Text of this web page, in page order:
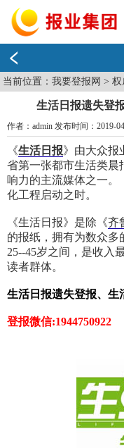
当前位置：我要登报网 >权
生活日报遗失登
作者：admin 发布时间：2019-
《生活日报》由大众报
省第一张都市生活类晨
响力的主流媒体之一
化工程启动之时。
《生活日报》是除《齐
的报纸，拥有为数众多
25--45岁之间，是收入
读者群体。
生活日报遗失登报、生
登报微信:1944750922